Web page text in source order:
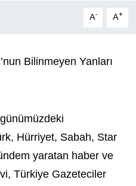
A- A+
Bilinmeyen Yanları
Hürriyet, Sabah, Star
yaratan haber ve
Türkiye Gazeteciler